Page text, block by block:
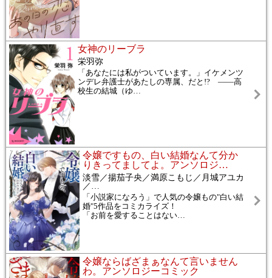
女神のリーブラ
栄羽弥
「あなたには私がついています。」イケメンツ
ンデレ弁護士があたしの専属、だと!? ――高
校生の結城（ゆ…
令嬢ですもの、白い結婚なんて分か
りきってましてよ。アンソロジ…
淡雪／揚茄子央／満原こもじ／月城アユカ
／…
「小説家になろう」で人気の令嬢もの"白い結
婚"5作品をコミカライズ！
「お前を愛することはない…
令嬢ならばざまぁなんて言いません
わ。アンソロジーコミック